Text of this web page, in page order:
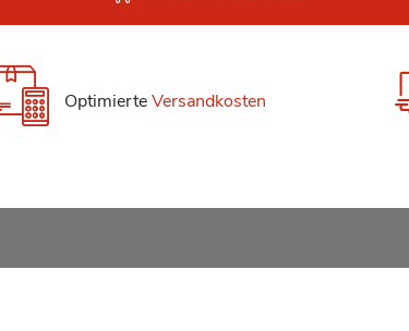
OptimierteVersandkosten